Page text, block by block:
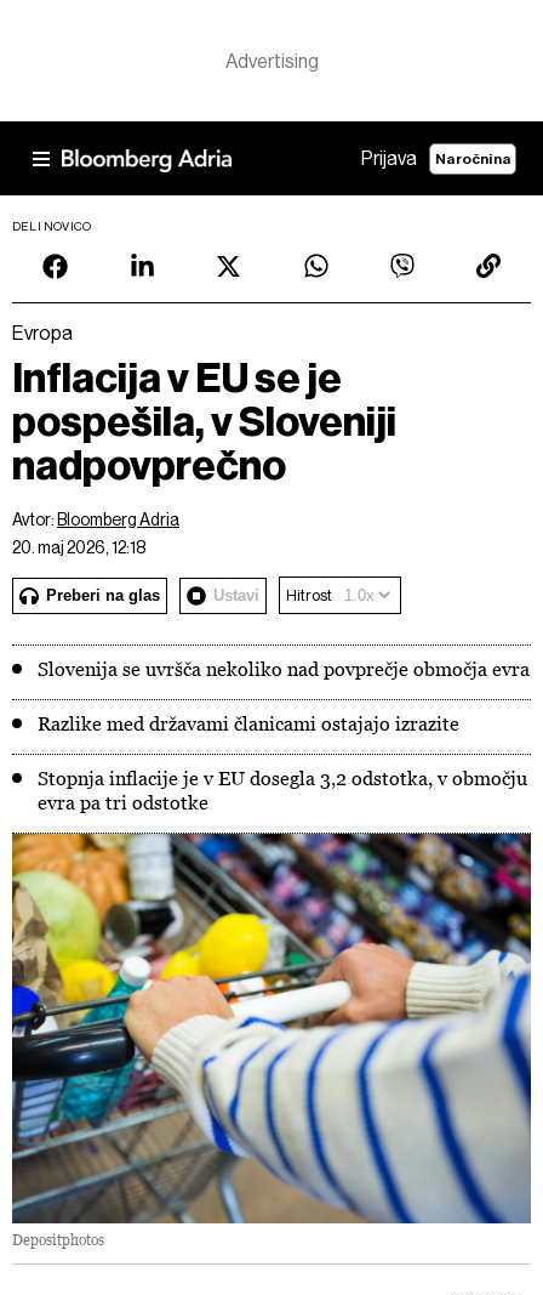
Prijava Naročnina
DELI NOVICO
Evropa
Inflacija v EU se je
pospešila, v Sloveniji
nadpovprečno
Avtor: Bloomberg Adria
20. maj 2026, 12:18
Preberi na glas Ustavi Hitrost
Slovenija se uvršča nekoliko nad povprečje območja evra
Razlike med državami članicami ostajajo izrazite
Stopnja inflacije je v EU dosegla 3,2 odstotka, v območju
evra pa tri odstotke
Depositphotos